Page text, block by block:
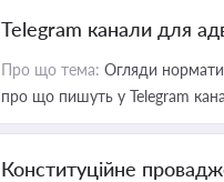
Telegram канали для
Про що тема: Огляди
про що пишуть у Telegram
Конституційне